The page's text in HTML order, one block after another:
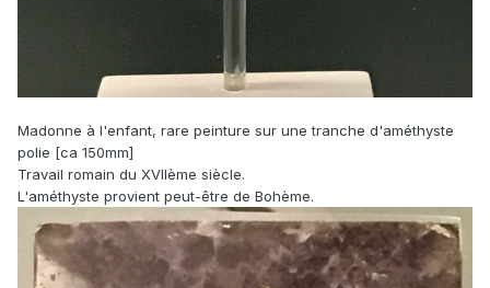
Madonne à l'enfant, rare peinture sur une tranche d'améthyste
polie [ca 150mm]
Travail romain du XVIIème siècle.
L'améthyste provient peut-être de Bohème.